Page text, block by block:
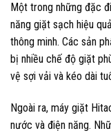
Một trong những đặc
năng giặt sạch hiệu
thông minh. Các sản
bị nhiều chế độ giặt
vệ sợi vải và kéo dài
Ngoài ra, máy giặt
nước và điện năng.